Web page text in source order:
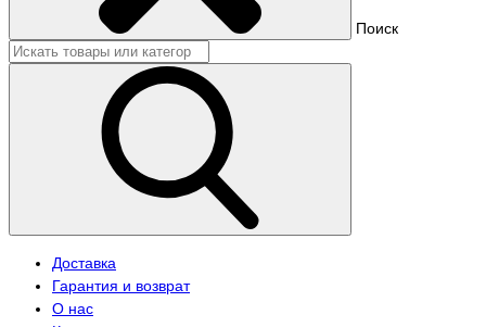
Поиск
Доставка
Гарантия и возврат
О нас